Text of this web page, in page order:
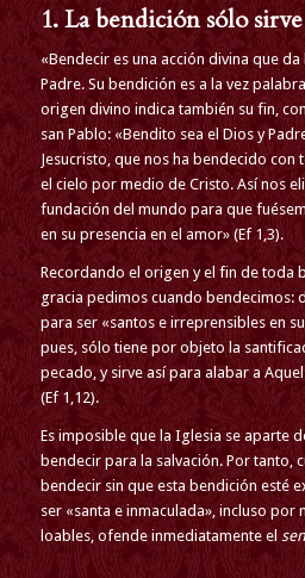
1. La bendición sólo
«Bendecir es una acción divina que da
Padre. Su bendición es a la vez
origen divino indica también su fin,
san Pablo: «Bendito sea el Dios y
Jesucristo, que nos ha bendecido
el cielo por medio de Cristo. Así nos
fundación del mundo para que
en su presencia en el amor» (Ef 1,3).
Recordando el origen y el fin de toda
gracia pedimos cuando bendecimos:
para ser «santos e irreprensibles en
pues, sólo tiene por objeto la
pecado, y sirve así para alabar a
(Ef 1,12).
Es imposible que la Iglesia se aparte
bendecir para la salvación. Por tanto,
bendecir sin que esta bendición esté
ser «santa e inmaculada», incluso
loables, ofende inmediatamente el